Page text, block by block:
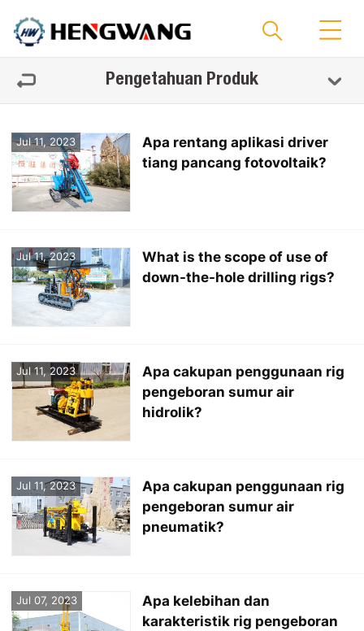
Pengetahuan Produk
Apa rentang aplikasi driver
tiang pancang fotovoltaik?
Jul 11, 2023
What is the scope of use of
down-the-hole drilling rigs?
Jul 11, 2023
Apa cakupan penggunaan rig
pengeboran sumur air
hidrolik?
Jul 11, 2023
Apa cakupan penggunaan rig
pengeboran sumur air
pneumatik?
Jul 11, 2023
Apa kelebihan dan
karakteristik rig pengeboran
Jul 07, 2023